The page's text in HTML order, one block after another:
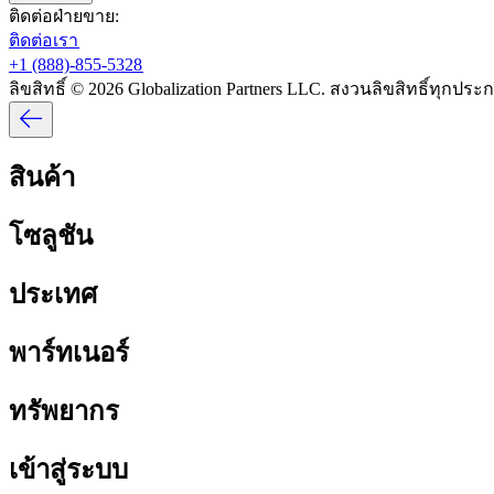
ติดต่อฝ่ายขาย:​​
ติดต่อเรา​​
+1 (888)-855-5328​​
ลิขสิทธิ์ © 2026 Globalization Partners LLC. สงวนลิขสิทธิ์ทุกประ
สินค้า​​
โซลูชัน​​
ประเทศ​​
พาร์ทเนอร์​​
ทรัพยากร​​
เข้าสู่ระบบ​​